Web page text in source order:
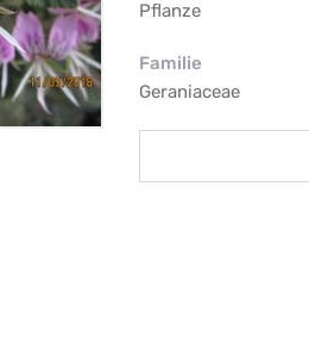
Pflanze
Familie
Geraniaceae